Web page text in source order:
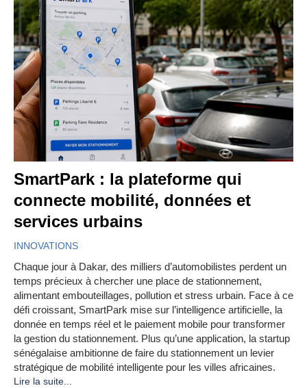
SmartPark : la plateforme qui
connecte mobilité, données et
services urbains
INNOVATIONS
Chaque jour à Dakar, des milliers d’automobilistes perdent un
temps précieux à chercher une place de stationnement,
alimentant embouteillages, pollution et stress urbain. Face à ce
défi croissant, SmartPark mise sur l’intelligence artificielle, la
donnée en temps réel et le paiement mobile pour transformer
la gestion du stationnement. Plus qu’une application, la startup
sénégalaise ambitionne de faire du stationnement un levier
stratégique de mobilité intelligente pour les villes africaines.
Lire la suite...